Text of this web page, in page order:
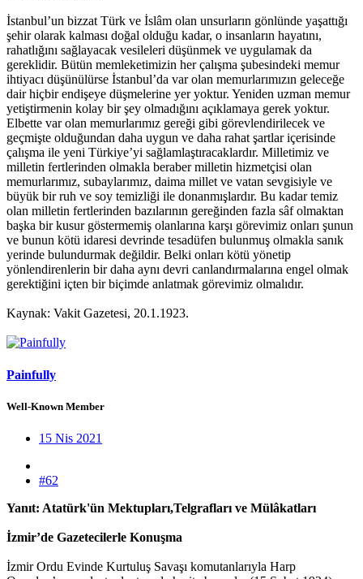
İstanbul’un bizzat Türk ve İslâm olan unsurların gönlünde yaşattığı
şehir olarak kalması doğal olduğu kadar, o insanların hayatını,
rahatlığını sağlayacak vesileleri düşünmek ve uygulamak da
gereklidir. Bütün memleketimizin her çalışma şubesindeki memur
ihtiyacı düşünülürse İstanbul’da var olan memurlarımızın geleceğe
dair hiçbir endişeye düşmelerine yer yoktur. Yeniden uzman memur
yetiştirmenin kolay bir şey olmadığını açıklamaya gerek yoktur.
Elbette var olan memurlarımız gereği gibi görevlendirilecek ve
geçmişte olduğundan daha uygun ve daha rahat şartlar içerisinde
çalışma ile yeni Türkiye’yi sağlamlaştıracaklardır. Milletimiz ve
milletin fertlerinden olmakla beraber milletin hizmetçisi olan
memurlarımız, subaylarımız, daima millet ve vatan sevgisiyle ve
büyük bir ruh ve soy temizliği ile donanmışlardır. Bu kadar temiz
olan milletin fertlerinden bazılarının gereğinden fazla sâf olmaktan
başka bir kusur göstermemiş olanlarına karşı görevimiz onları şunun
ve bunun kötü idaresi devrinde tesadüfen bulunmuş olmakla sanık
yerinde bulundurmak değildir. Belki onları kötü yönetip
yönlendirenlerin bir daha aynı devri canlandırmalarına engel olmak
gerektiğini içten bir biçimde anlatmak görevimiz olmalıdır.
Kaynak: Vakit Gazetesi, 20.1.1923.
Painfully
Well-Known Member
15 Nis 2021
#62
Yanıt: Atatürk'ün Mektupları,Telgrafları ve Mülâkatları
İzmir’de Gazetecilerle Konuşma
İzmir Ordu Evinde Kurtuluş Savaşı komutanlarıyla Harp